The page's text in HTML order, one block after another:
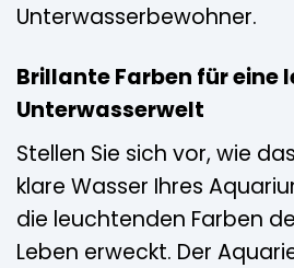
Unterwasserbewohner.
Brillante Farben für eine
Unterwasserwelt
Stellen Sie sich vor, wie
klare Wasser Ihres
die leuchtenden Farben
Leben erweckt. Der